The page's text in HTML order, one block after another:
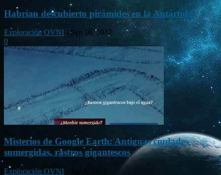
Habrían descubierto pirámides en la Antártida
Exploración OVNI - Sep 16, 2012
0
Misterios de Google Earth: Antiguas ciudades
sumergidas, rastros gigantescos
Exploración OVNI
Jun 5, 2015